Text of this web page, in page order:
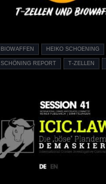
BIOWAFFEN HEIKO SCHOENING
SCHÖNING REPORT T-ZELLEN